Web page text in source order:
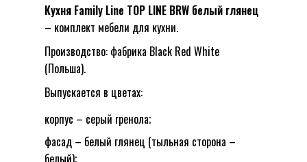
Кухня Family Line TOP LINE BRW белый глянец
– комплект мебели для кухни.
Производство: фабрика Black Red White
(Польша).
Выпускается в цветах:
корпус – серый гренола;
фасад – белый глянец (тыльная сторона –
белый);
Name*